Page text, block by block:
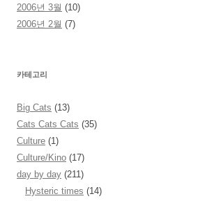
2006년 3월 (10)
2006년 2월 (7)
카테고리
Big Cats (13)
Cats Cats Cats (35)
Culture (1)
Culture/Kino (17)
day by day (211)
Hysteric times (14)